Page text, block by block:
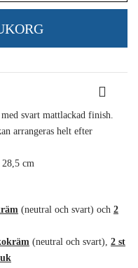
svart mattlackad finish.
arrangeras helt efter
cm
(neutral och svart) och 2
(neutral och svart), 2 st